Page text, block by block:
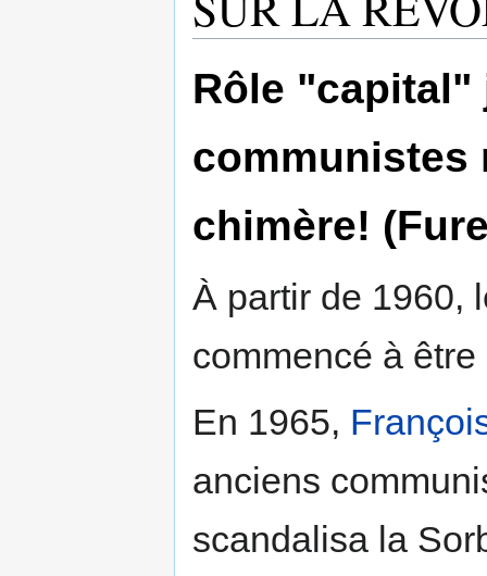
Rôle "capital"
communistes
chimère!
À partir de 1960,
commencé à
En 1965,
anciens
scandalisa la